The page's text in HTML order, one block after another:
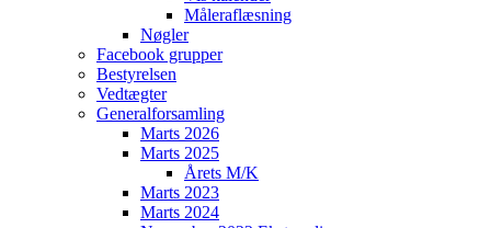
Måleraflæsning
Nøgler
Facebook grupper
Bestyrelsen
Vedtægter
Generalforsamling
Marts 2026
Marts 2025
Årets M/K
Marts 2023
Marts 2024